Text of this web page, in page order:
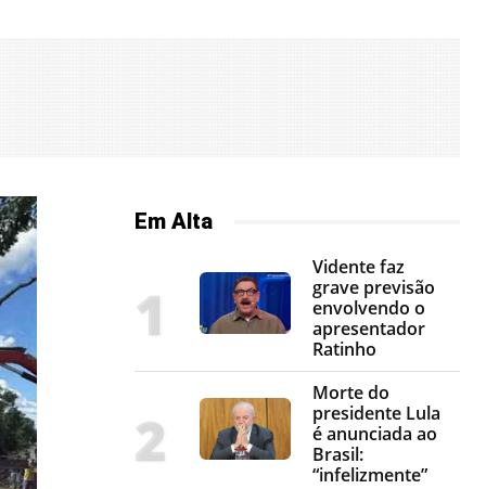
Em Alta
Vidente faz
grave previsão
envolvendo o
apresentador
Ratinho
Morte do
presidente Lula
é anunciada ao
Brasil:
“infelizmente”